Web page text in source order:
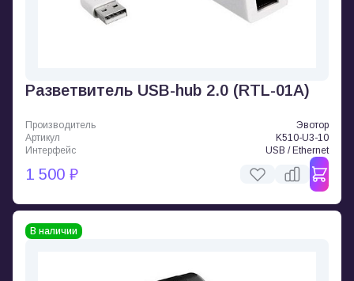
Разветвитель USB-hub 2.0 (RTL-01A)
Производитель
Эвотор
Артикул
K510-U3-10
Интерфейс
USB / Ethernet
1 500 ₽
В наличии